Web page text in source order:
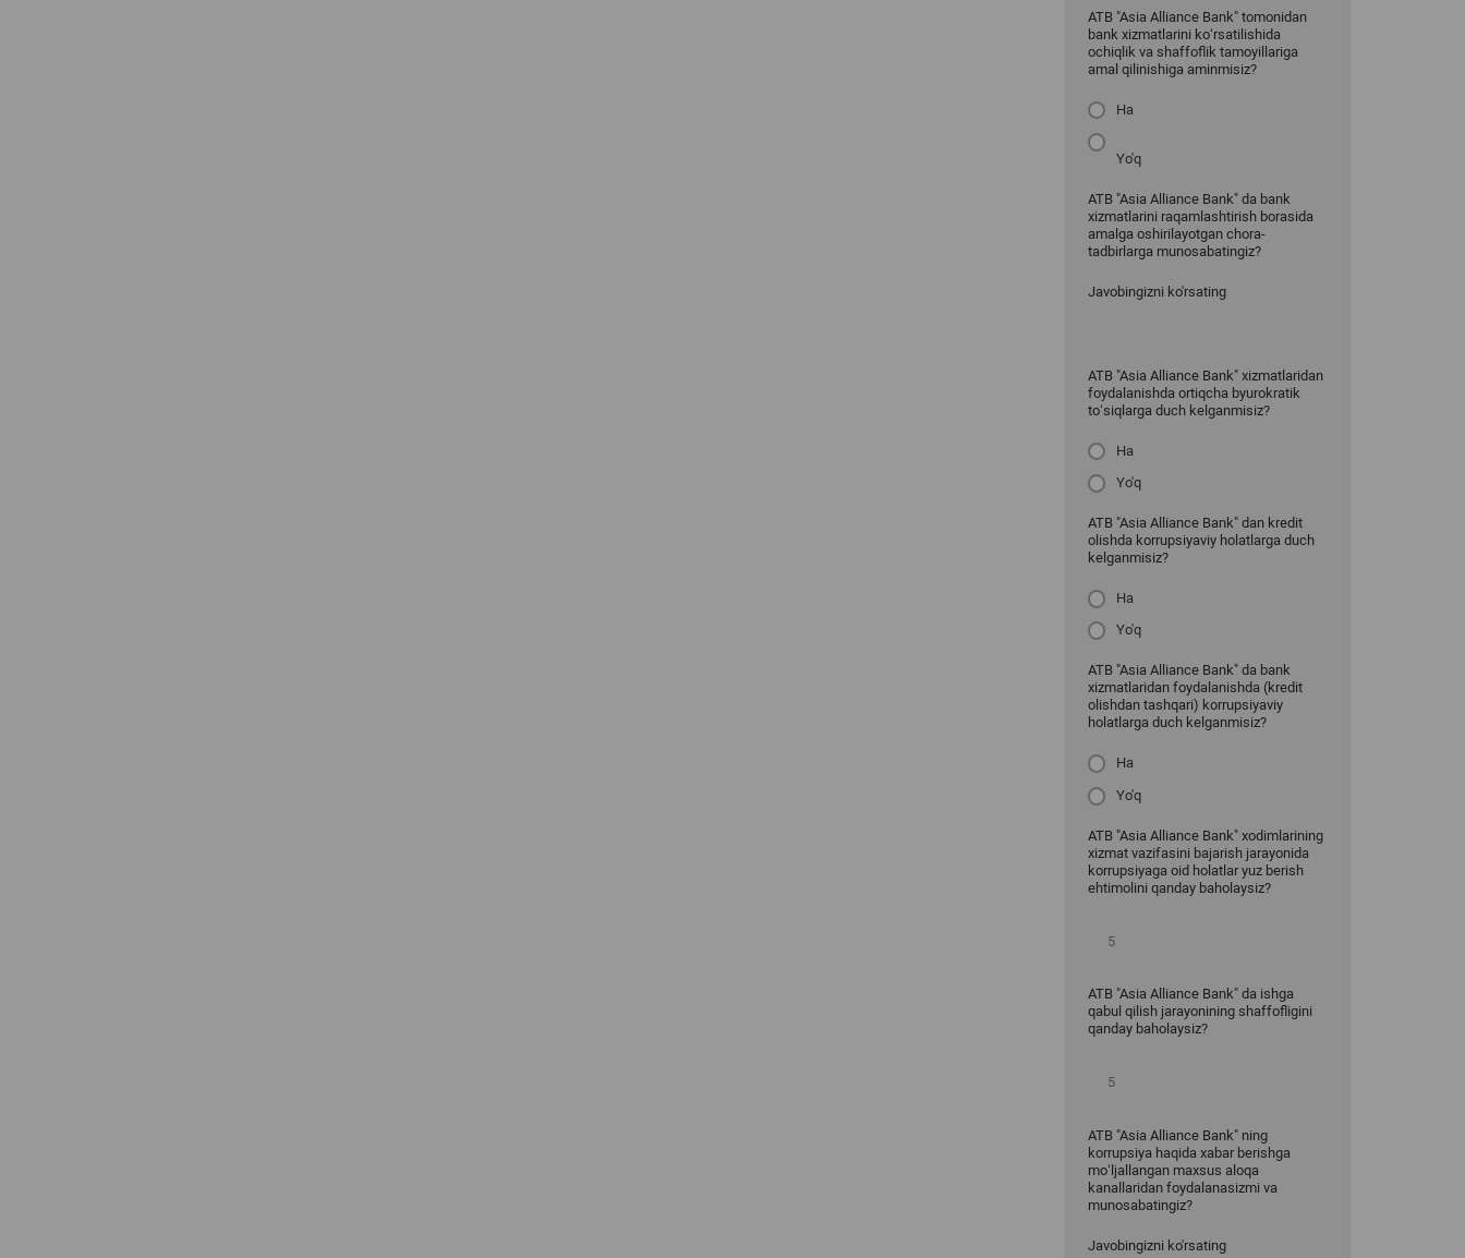
ATB "Asia Alliance Bank" tomonidan
bank xizmatlarini ko‘rsatilishida
ochiqlik va shaffoflik tamoyillariga
amal qilinishiga aminmisiz?
Ha
Yo'q
ATB "Asia Alliance Bank" da bank
xizmatlarini raqamlashtirish borasida
amalga oshirilayotgan chora-
tadbirlarga munosabatingiz?
Javobingizni ko'rsating
ATB "Asia Alliance Bank" xizmatlaridan
foydalanishda ortiqcha byurokratik
to‘siqlarga duch kelganmisiz?
Ha
Yo'q
ATB "Asia Alliance Bank" dan kredit
olishda korrupsiyaviy holatlarga duch
kelganmisiz?
Ha
Yo'q
ATB "Asia Alliance Bank" da bank
xizmatlaridan foydalanishda (kredit
olishdan tashqari) korrupsiyaviy
holatlarga duch kelganmisiz?
Ha
Yo'q
ATB "Asia Alliance Bank" xodimlarining
xizmat vazifasini bajarish jarayonida
korrupsiyaga oid holatlar yuz berish
ehtimolini qanday baholaysiz?
ATB "Asia Alliance Bank" da ishga
qabul qilish jarayonining shaffofligini
qanday baholaysiz?
ATB "Asia Alliance Bank" ning
korrupsiya haqida xabar berishga
mo‘ljallangan maxsus aloqa
kanallaridan foydalanasizmi va
munosabatingiz?
Javobingizni ko'rsating